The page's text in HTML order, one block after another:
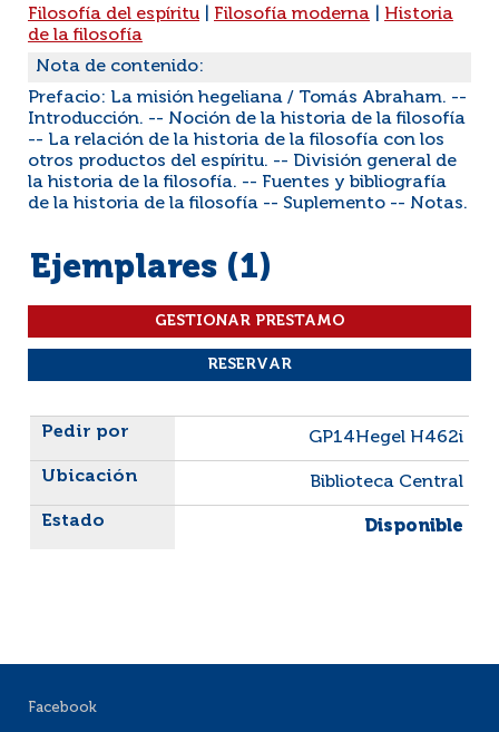
Filosofía del espíritu
Filosofía moderna
Historia
de la filosofía
Nota de contenido:
Prefacio: La misión hegeliana / Tomás Abraham. --
Introducción. -- Noción de la historia de la filosofía
-- La relación de la historia de la filosofía con los
otros productos del espíritu. -- División general de
la historia de la filosofía. -- Fuentes y bibliografía
de la historia de la filosofía -- Suplemento -- Notas.
Ejemplares (1)
Liste des exemplaires
GP14Hegel H462i
Biblioteca Central
Disponible
Facebook